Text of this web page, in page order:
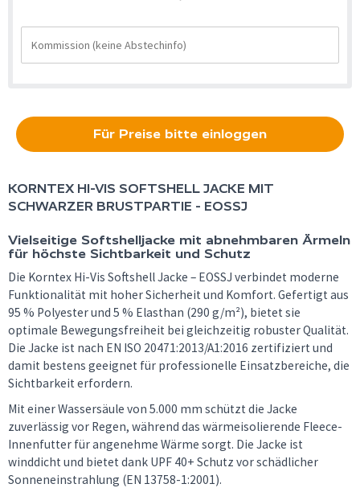
Für Preise bitte einloggen
KORNTEX HI-VIS SOFTSHELL JACKE MIT
SCHWARZER BRUSTPARTIE - EOSSJ
Vielseitige Softshelljacke mit abnehmbaren Ärmeln
für höchste Sichtbarkeit und Schutz
Die Korntex Hi-Vis Softshell Jacke – EOSSJ verbindet moderne
Funktionalität mit hoher Sicherheit und Komfort. Gefertigt aus
95 % Polyester und 5 % Elasthan (290 g/m²), bietet sie
optimale Bewegungsfreiheit bei gleichzeitig robuster Qualität.
Die Jacke ist nach EN ISO 20471:2013/A1:2016 zertifiziert und
damit bestens geeignet für professionelle Einsatzbereiche, die
Sichtbarkeit erfordern.
Mit einer Wassersäule von 5.000 mm schützt die Jacke
zuverlässig vor Regen, während das wärmeisolierende Fleece-
Innenfutter für angenehme Wärme sorgt. Die Jacke ist
winddicht und bietet dank UPF 40+ Schutz vor schädlicher
Sonneneinstrahlung (EN 13758-1:2001).